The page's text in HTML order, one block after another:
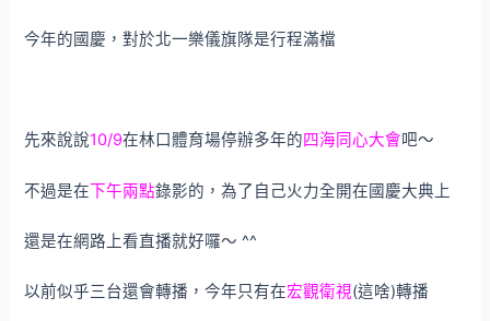
今年的國慶，對於北一樂儀旗隊是行程滿檔
先來說說10/9在林口體育場停辦多年的四海同心大會吧～
不過是在下午兩點錄影的，為了自己火力全開在國慶大典上
還是在網路上看直播就好囉～ ^^
以前似乎三台還會轉播，今年只有在宏觀衛視(這啥)轉播